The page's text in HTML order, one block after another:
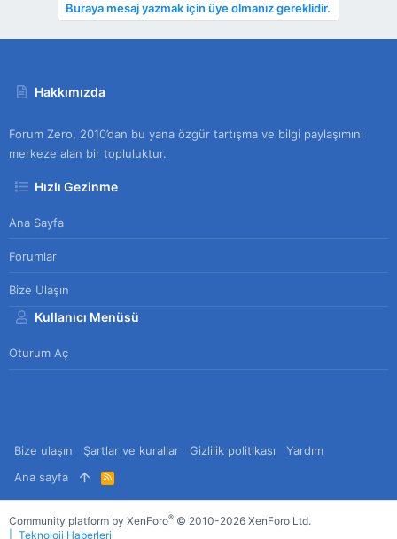
Buraya mesaj yazmak için üye olmanız gereklidir.
Hakkımızda
Forum Zero, 2010’dan bu yana özgür tartışma ve bilgi paylaşımını
merkeze alan bir topluluktur.
Hızlı Gezinme
Ana Sayfa
Forumlar
Bize Ulaşın
Kullanıcı Menüsü
Oturum Aç
Bize ulaşın Şartlar ve kurallar Gizlilik politikası
Yardım
Ana sayfa
R
S
S
Community platform by XenForo® © 2010-2026 XenForo Ltd.
Teknoloji Haberleri